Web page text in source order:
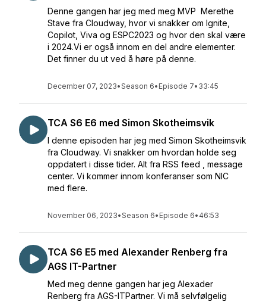
Denne gangen har jeg med meg MVP Merethe
Stave fra Cloudway, hvor vi snakker om Ignite,
Copilot, Viva og ESPC2023 og hvor den skal være
i 2024.Vi er også innom en del andre elementer.
Det finner du ut ved å høre på denne.
December 07, 2023•Season 6• Episode 7• 33:45
TCA S6 E6 med Simon Skotheimsvik
I denne episoden har jeg med Simon Skotheimsvik
fra Cloudway. Vi snakker om hvordan holde seg
oppdatert i disse tider. Alt fra RSS feed , message
center. Vi kommer innom konferanser som NIC
med flere.
November 06, 2023•Season 6• Episode 6• 46:53
TCA S6 E5 med Alexander Renberg fra
AGS IT-Partner
Med meg denne gangen har jeg Alexader
Renberg fra AGS-ITPartner. Vi må selvfølgelig